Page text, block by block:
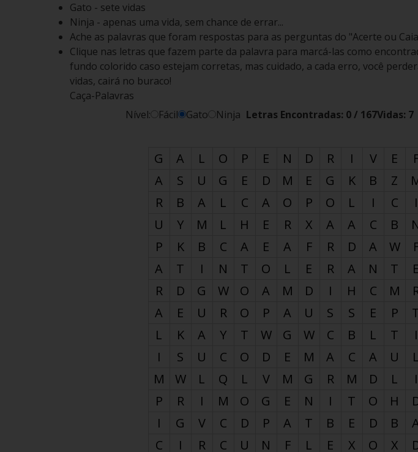
Gato - sete vidas
Ninja - apenas uma vida, sem chance de errar...
Ache as palavras que foram respostas para as perguntas do "Acerte ou
Clique nas letras que fazem parte da palavra para marcá-las como
fundo colorido caso estejam corretas, mas cuidado, a cada erro, você
vidas, cairá no buraco!
Caça-Palavras
Nível:
Fácil Gato Ninja Letras Encontradas: 0/ 167Vidas: 7
G A L O P E N D R I V E
A
S U G E D M E G K B Z
R
B A L C A O P O L I C I
U
Y M L H E R X A A C B
P
K B C A E A F R D A W
A
T I N T O L E R A N T E
R
D G W O A M D I H C M
A
E U R O P A U S S E P
L
K A Y T W G W C B L T I
I
S U C O D E M A C A U L
M
W L Q L V M G R M D L I
P
R I M O G E N I T O H
I
G V C D P A T B E D B
C
I R C U N F L E X O X